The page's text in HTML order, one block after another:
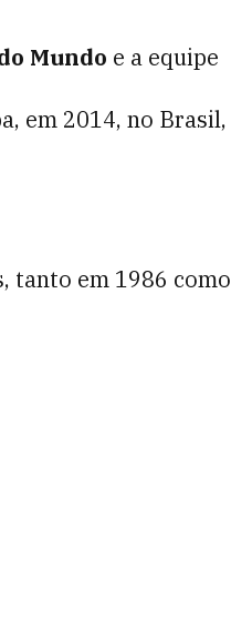
Mundo e a equipe
em 2014, no Brasil,
tanto em 1986 como